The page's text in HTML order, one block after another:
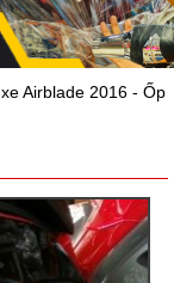
Airblade 2016 - Ốp